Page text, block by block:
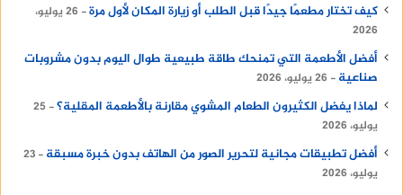
الأخطاء البرمجية في جعل المعالج يعمل بنسبة
100%
من طاقته لحل أمر برمي عاجز، دون وجود
مبرر فعلي من قِبل المستخدم. تلاحظ هذا الأمر
عندما يسخن الهاتف فجأة بعد تثبيت تطبيق معين
أو تحديث للنظام، ويكون الحل هنا هو انتظار رقعة
برمجية مصلحة من المطورين أو الرجوع للإصدار
السابق.
كيف تختار مطعمًا جيدًا قبل الطلب أو زيارة المكان لأول مرة
26 يوليو،
2026
أفضل الأطعمة التي تمنحك طاقة طبيعية طوال اليوم بدون مشروبات
صناعية
26 يوليو، 2026
لماذا يفضل الكثيرون الطعام المشوي مقارنة بالأطعمة المقلية؟
25
يوليو، 2026
أفضل تطبيقات مجانية لتحرير الصور من الهاتف بدون خبرة مسبقة
23
يوليو، 2026